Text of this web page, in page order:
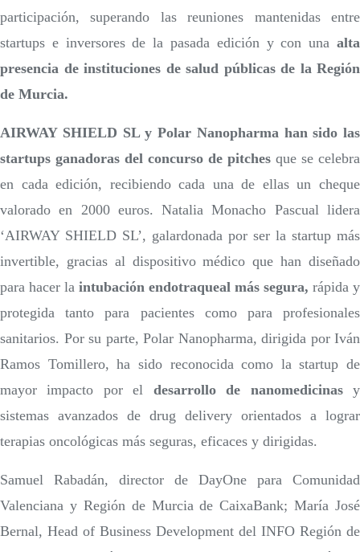
participación, superando las reuniones mantenidas entre
startups e inversores de la pasada edición y con una alta
presencia de instituciones de salud públicas de la Región
de Murcia.
AIRWAY SHIELD SL y Polar Nanopharma han sido las
startups ganadoras del concurso de pitches que se celebra
en cada edición, recibiendo cada una de ellas un cheque
valorado en 2000 euros. Natalia Monacho Pascual lidera
‘AIRWAY SHIELD SL’, galardonada por ser la startup más
invertible, gracias al dispositivo médico que han diseñado
para hacer la intubación endotraqueal más segura, rápida y
protegida tanto para pacientes como para profesionales
sanitarios. Por su parte, Polar Nanopharma, dirigida por Iván
Ramos Tomillero, ha sido reconocida como la startup de
mayor impacto por el desarrollo de nanomedicinasy
sistemas avanzados de drug delivery orientados a lograr
terapias oncológicas más seguras, eficaces y dirigidas.
Samuel Rabadán, director de DayOne para Comunidad
Valenciana y Región de Murcia de CaixaBank; María José
Bernal, Head of Business Development del INFO Región de